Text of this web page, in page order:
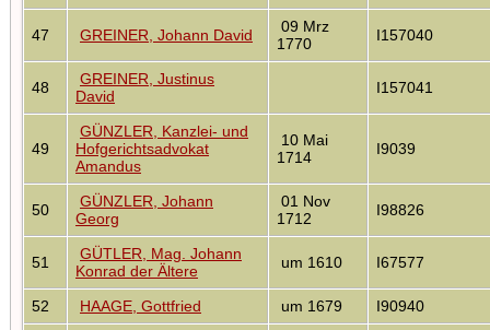
47 GREINER, Johann David
09 Mrz
1770
I157040
48
GREINER, Justinus
David
I157041
49
GÜNZLER, Kanzlei- und
Hofgerichtsadvokat
Amandus
10 Mai
1714
I9039
50
GÜNZLER, Johann
Georg
01 Nov
1712
I98826
51
GÜTLER, Mag. Johann
Konrad der Ältere
um 1610 I67577
52 HAAGE, Gottfried um 1679 I90940